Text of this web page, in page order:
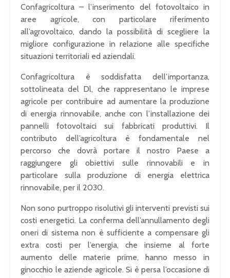
Confagricoltura – l’inserimento del fotovoltaico in
aree agricole, con particolare riferimento
all’agrovoltaico, dando la possibilità di scegliere la
migliore configurazione in relazione alle specifiche
situazioni territoriali ed aziendali.
Confagricoltura è soddisfatta dell’importanza,
sottolineata del Dl, che rappresentano le imprese
agricole per contribuire ad aumentare la produzione
di energia rinnovabile, anche con l’installazione dei
pannelli fotovoltaici sui fabbricati produttivi. Il
contributo dell’agricoltura è fondamentale nel
percorso che dovrà portare il nostro Paese a
raggiungere gli obiettivi sulle rinnovabili e in
particolare sulla produzione di energia elettrica
rinnovabile, per il 2030.
Non sono purtroppo risolutivi gli interventi previsti sui
costi energetici. La conferma dell’annullamento degli
oneri di sistema non è sufficiente a compensare gli
extra costi per l’energia, che insieme al forte
aumento delle materie prime, hanno messo in
ginocchio le aziende agricole. Si è persa l’occasione di